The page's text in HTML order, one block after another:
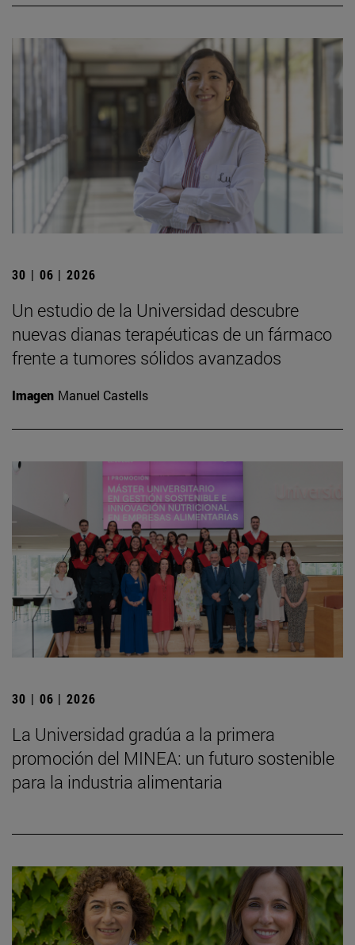
30 | 06 | 2026
Un estudio de la Universidad descubre
nuevas dianas terapéuticas de un fármaco
frente a tumores sólidos avanzados
Imagen Manuel Castells
30 | 06 | 2026
La Universidad gradúa a la primera
promoción del MINEA: un futuro sostenible
para la industria alimentaria